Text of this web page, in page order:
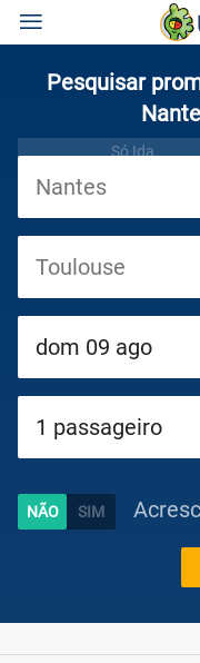
Cruzeiros
Circuitos
Caraíbas
Pesquisar
Só Ida